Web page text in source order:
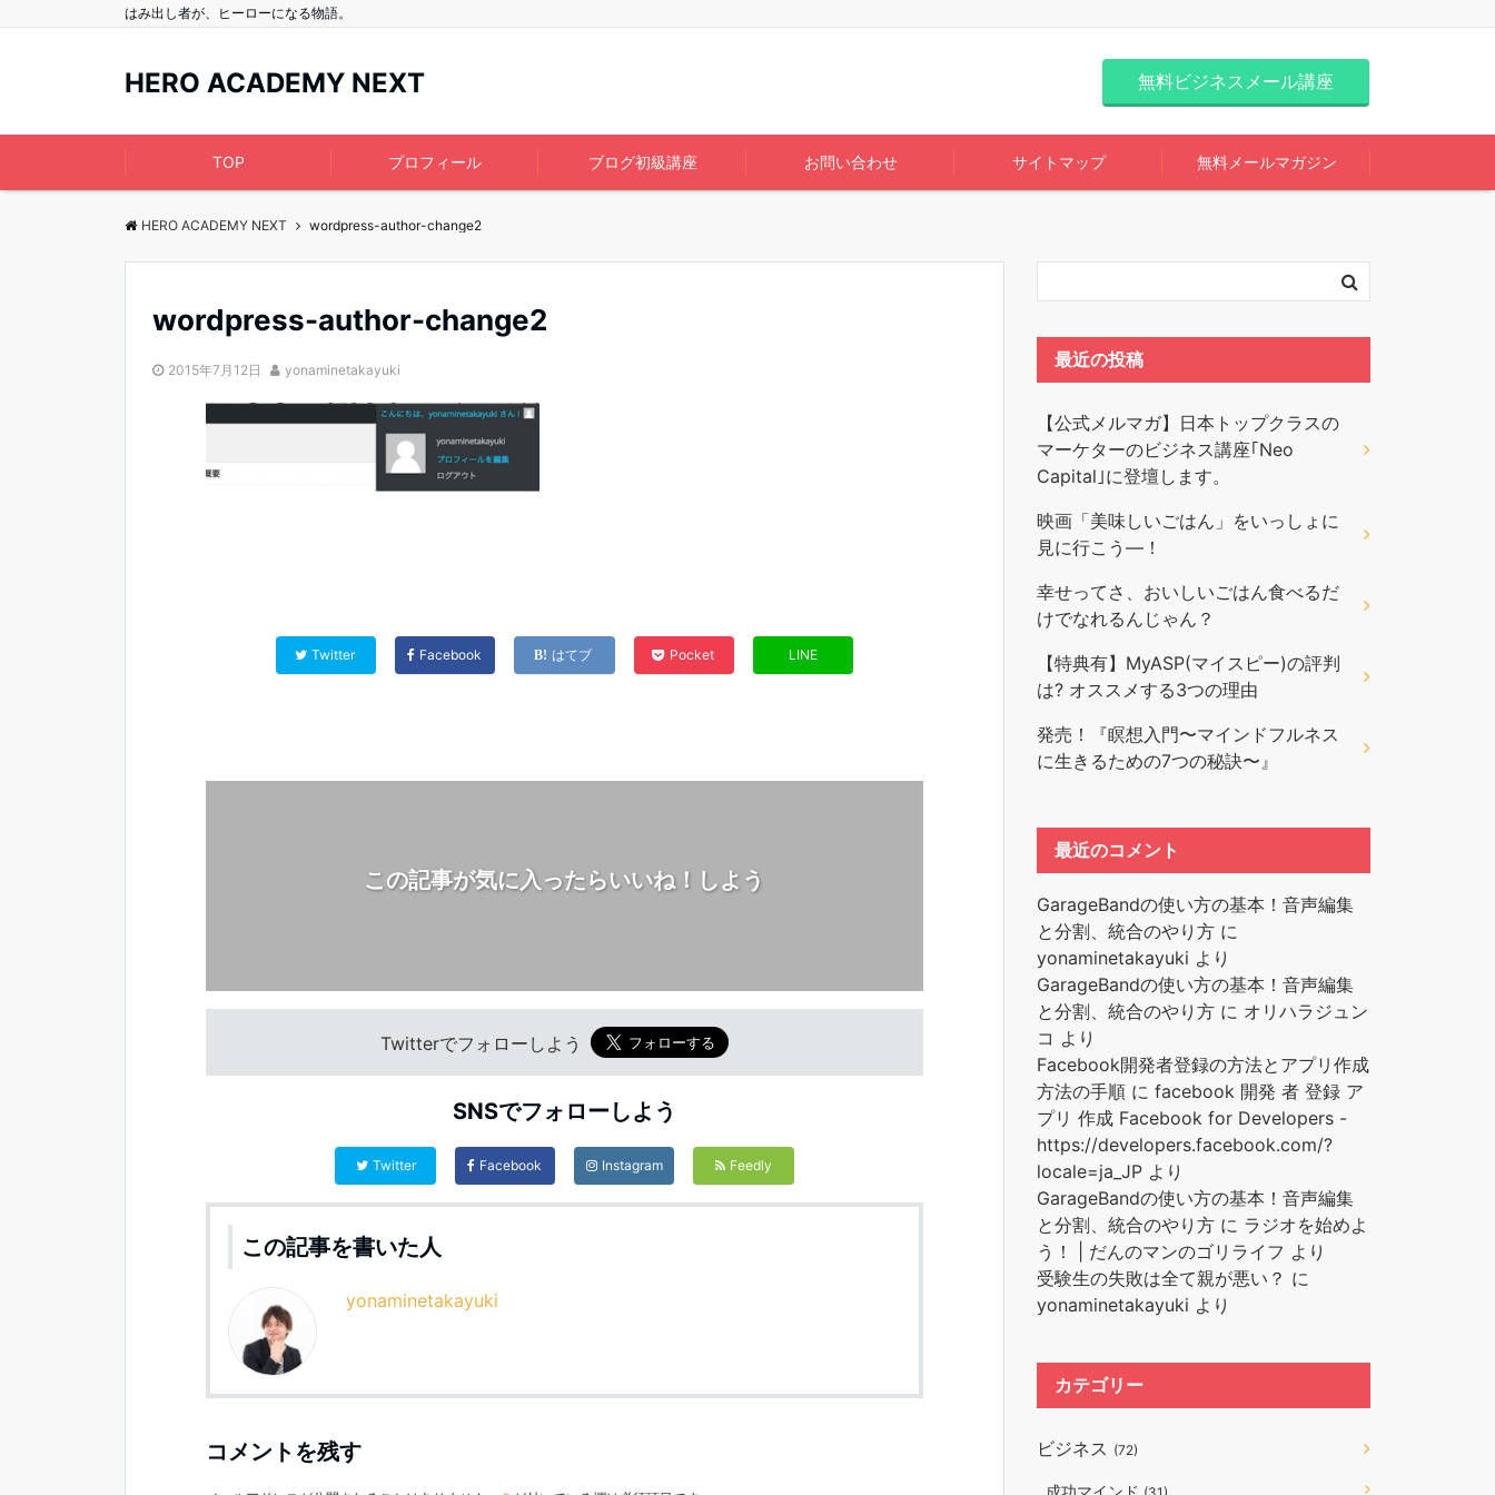
はみ出し者が、ヒーローになる物語。
HERO ACADEMY NEXT 無料ビジネスメール講座
TOP プロフィール ブログ初級講座 お問い合わせ サイトマップ 無料メールマガジン
HERO ACADEMY NEXT wordpress-author-change2
wordpress-author-change2
2015年7月12日 yonaminetakayuki
Twitter Facebook はてブ Pocket LINE
この記事が気に入ったらいいね！しよう
Twitterでフォローしよう
SNSでフォローしよう
Twitter Facebook Instagram Feedly
この記事を書いた人
yonaminetakayuki
コメントを残す
最近の投稿
【公式メルマガ】日本トップクラスの
マーケターのビジネス講座｢Neo
Capital｣に登壇します。
映画「美味しいごはん」をいっしょに
見に行こう―！
幸せってさ、おいしいごはん食べるだ
けでなれるんじゃん？
【特典有】MyASP(マイスピー)の評判
は? オススメする3つの理由
発売！『瞑想入門〜マインドフルネス
に生きるための7つの秘訣〜』
最近のコメント
GarageBandの使い方の基本！音声編集
と分割、統合のやり方 に
yonaminetakayuki より
GarageBandの使い方の基本！音声編集
と分割、統合のやり方 に オリハラジュン
コ より
Facebook開発者登録の方法とアプリ作成
方法の手順 に facebook 開発 者 登録 ア
プリ 作成 Facebook for Developers -
https://developers.facebook.com/?
locale=ja_JP より
GarageBandの使い方の基本！音声編集
と分割、統合のやり方 に ラジオを始めよ
う！ | だんのマンのゴリライフ より
受験生の失敗は全て親が悪い？ に
yonaminetakayuki より
カテゴリー
ビジネス (72)
成功マインド